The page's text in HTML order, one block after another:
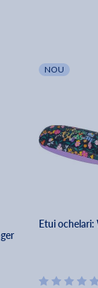
NOU
Etui